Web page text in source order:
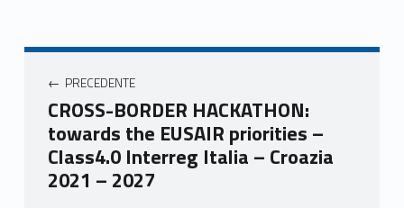
Unio
mer
e
Ven
eto
Unio
e
Ven
eto
Unio
e
Ven
eto
Unio
eto
Navigazione articoli
PRECEDENTE
CROSS-BORDER HACKATHON:
towards the EUSAIR priorities –
Class4.0 Interreg Italia – Croazia
2021 – 2027